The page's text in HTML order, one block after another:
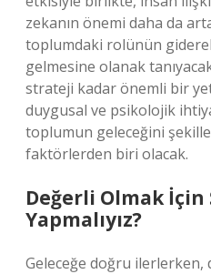
zekanın önemi daha da
toplumdaki rolünün
gelmesine olanak
strateji kadar önemli bir
duygusal ve psikolojik
toplumun geleceğini
faktörlerden biri olacak.
Değerli Olmak İçin
Yapmalıyız?
Geleceğe doğru ilerlerken,